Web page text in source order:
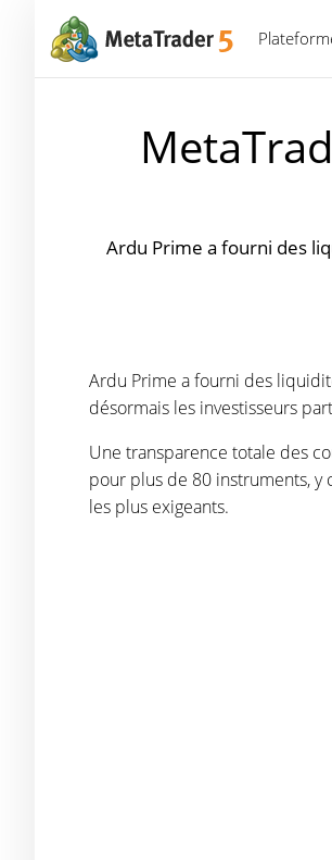
Ardu Prime a fourni des
Ardu Prime a fourni des
désormais les investisseurs
Une transparence totale des
pour plus de 80 instruments, y
les plus exigeants.